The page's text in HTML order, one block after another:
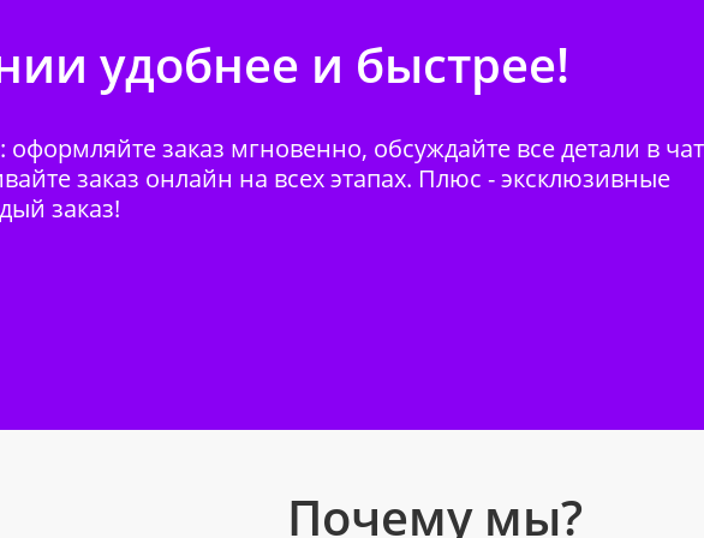
удобнее и быстрее!
заказ мгновенно, обсуждайте все детали в
заказ онлайн на всех этапах. Плюс - эксклюзивные
заказ!
Почему мы?